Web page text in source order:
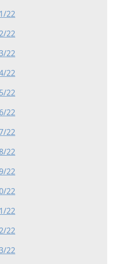
22
22
22
22
22
22
22
22
22
22
22
22
22